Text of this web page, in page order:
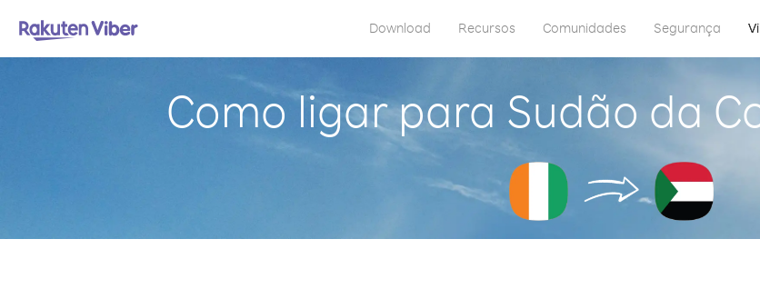
Download Recursos Comunidades Segurança
Como ligar para Sudão da